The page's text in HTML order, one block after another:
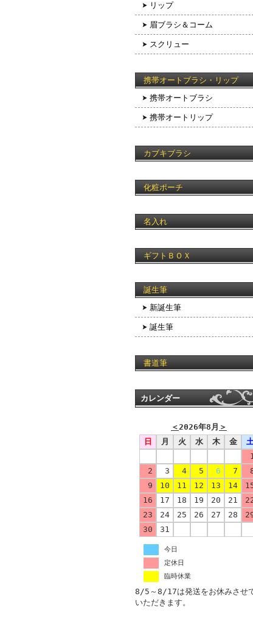
リップ
眉ブラシ＆コーム
スクリュー
携帯オートブラシ・リップ
携帯オートブラシ
携帯オートリップ
カブキブラシ
化粧ポーチ
名入れ
ギフトＢＯＸ
誕生筆
新誕生筆
誕生筆
書道筆
カレンダー
＜2026年8月 ＞
日
月 火 水 木 金
2
3 4 5 6 7
9
10 11 12 13 14
16
17 18 19 20 21
23
24 25 26 27 28
30
31
今日
定休日
臨時休業
8/5～8/17は発送をお休みさせ
いただきます。